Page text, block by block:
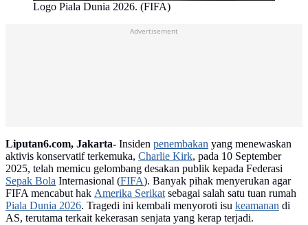
Logo Piala Dunia 2026. (FIFA)
Advertisement
Liputan6.com, Jakarta- Insiden penembakan yang menewaskan
aktivis konservatif terkemuka, Charlie Kirk, pada 10 September
2025, telah memicu gelombang desakan publik kepada Federasi
Sepak Bola Internasional (FIFA). Banyak pihak menyerukan agar
FIFA mencabut hak Amerika Serikatsebagai salah satu tuan rumah
Piala Dunia 2026. Tragedi ini kembali menyoroti isu keamanan di
AS, terutama terkait kekerasan senjata yang kerap terjadi.